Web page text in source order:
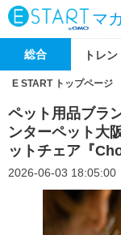
マ
総合 トレン
E START トップページ
ペット用品ブラ
ンターペット大
ットチェア『
2026-06-03 18:05:00